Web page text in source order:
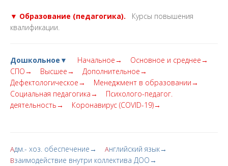
▼ Образование (педагогика).
Курсы повышения
квалификации.
Дошкольное▼ Начальное→
Основное и среднее→
СПО→
Высшее→
Дополнительное→
Дефектологическое→
Менеджмент в образовании→
Социальная педагогика→
Психолого-педагог.
деятельность→
Коронавирус (COVID-19)→
Адм.- хоз. обеспечение→ Английский язык→
Взаимодействие внутри коллектива ДОО→